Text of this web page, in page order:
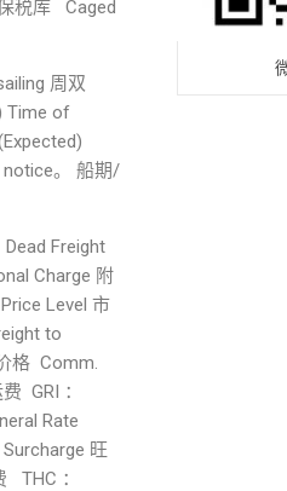
税库 Caged
周双
Time of
。 船期/
Freight
Charge 附
Level 市
to
格 Comm.
GRI ：
Rate
旺
THC ：